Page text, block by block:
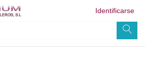
Identificarse